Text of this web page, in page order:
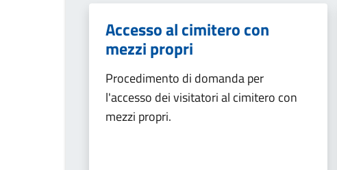
Accesso al cimitero con
mezzi propri
Procedimento di domanda per
l'accesso dei visitatori al cimitero con
mezzi propri.